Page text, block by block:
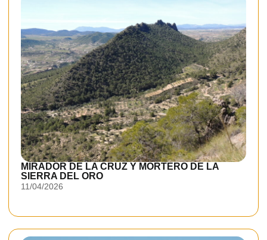
MIRADOR DE LA CRUZ Y MORTERO DE LA
SIERRA DEL ORO
11/04/2026